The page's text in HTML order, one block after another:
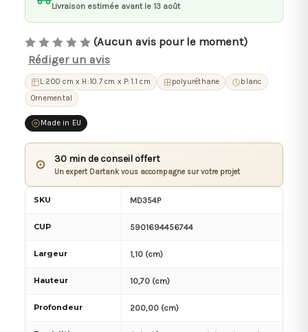
Livraison estimée avant le 13 août
(Aucun avis pour le moment)
Rédiger un avis
L:200 cm x H:10.7 cm x P:1.1 cm polyuréthane
blanc
Ornemental
Made in EU
⊙ 30 min de conseil offert
Un expert Dartank vous accompagne sur votre projet
SKU MD354P
CUP 5901694456744
Largeur 1,10 (cm)
Hauteur 10,70 (cm)
Profondeur 200,00 (cm)